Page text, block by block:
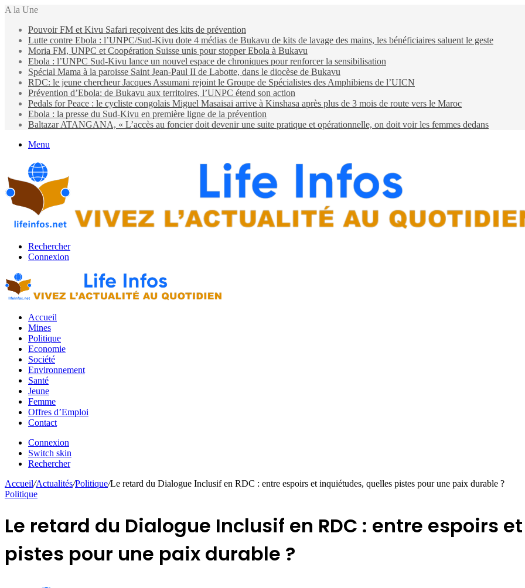
A la Une
Pouvoir FM et Kivu Safari reçoivent des kits de prévention
Lutte contre Ebola : l’UNPC/Sud-Kivu dote 4 médias de Bukavu de kits de lavage des mains, les bénéficiaires saluent le geste
Moria FM, UNPC et Coopération Suisse unis pour stopper Ebola à Bukavu
Ebola : l’UNPC Sud-Kivu lance un nouvel espace de chroniques pour renforcer la sensibilisation
Spécial Mama à la paroisse Saint Jean-Paul II de Labotte, dans le diocèse de Bukavu
RDC: le jeune chercheur Jacques Assumani rejoint le Groupe de Spécialistes des Amphibiens de l’UICN
Prévention d’Ebola: de Bukavu aux territoires, l’UNPC étend son action
Pedals for Peace : le cycliste congolais Miguel Masaisai arrive à Kinshasa après plus de 3 mois de route vers le Maroc
Ebola : la presse du Sud-Kivu en première ligne de la prévention
Baltazar ATANGANA, « L’accès au foncier doit devenir une suite pratique et opérationnelle, on doit voir les femmes dedans
Menu
Rechercher
Connexion
Accueil
Mines
Politique
Economie
Société
Environnement
Santé
Jeune
Femme
Offres d’Emploi
Contact
Connexion
Switch skin
Rechercher
Accueil/Actualités/Politique/Le retard du Dialogue Inclusif en RDC : entre espoirs et inquiétudes, quelles pistes pour une paix durable ?
Politique
Le retard du Dialogue Inclusif en RDC : entre espoirs
pistes pour une paix durable ?